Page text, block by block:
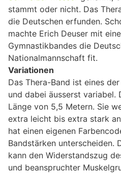
stammt oder nicht. Das
die Deutschen erfunden.
machte Erich Deuser mit
Gymnastikbandes die
Nationalmannschaft fit.
Variationen
Das Thera-Band ist eines
und dabei äusserst variabel.
Länge von 5,5 Metern. Sie
extra leicht bis extra stark
hat einen eigenen
Bandstärken unterscheiden.
kann den Widerstandszug
und beanspruchter